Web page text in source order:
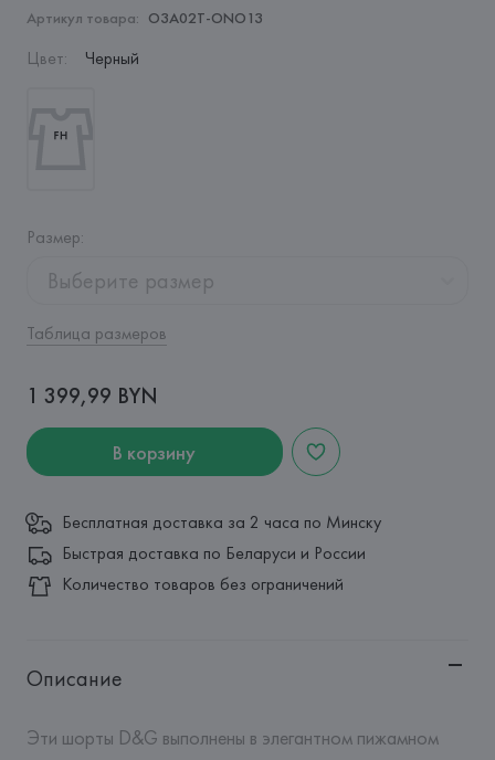
Артикул товара: O3A02T-ONO13
Цвет: Черный
Размер:
Выберите размер
Таблица размеров
1 399,99 BYN
В корзину
Бесплатная доставка за 2 часа по Минску
Быстрая доставка по Беларуси и России
Количество товаров без ограничений
Описание
Эти шорты D&G выполнены в элегантном пижамном